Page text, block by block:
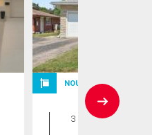
NOUVELLE INSCRIPTION
Maison
3 CAC , 2